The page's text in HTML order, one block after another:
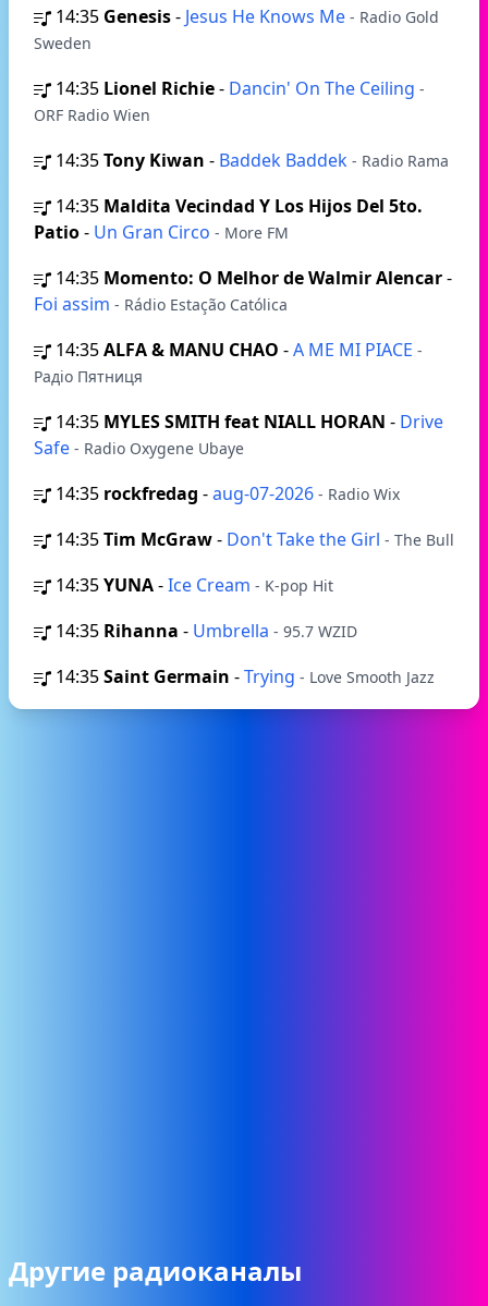
14:35 Genesis- Jesus He Knows Me - Radio Gold
Sweden
14:35 Lionel Richie- Dancin' On The Ceiling -
ORF Radio Wien
14:35Tony Kiwan - Baddek Baddek - Radio Rama
14:35 Maldita Vecindad Y Los Hijos Del 5to.
Patio- Un Gran Circo - More FM
14:35 Momento: O Melhor de Walmir Alencar-
Foi assim - Rádio Estação Católica
14:35ALFA & MANU CHAO -A ME MI PIACE -
Радіо Пятниця
14:35 MYLES SMITH feat NIALL HORAN - Drive
Safe - Radio Oxygene Ubaye
14:35 rockfredag -aug-07-2026 - Radio Wix
14:35Tim McGraw- Don't Take the Girl - The Bull
14:35YUNA-Ice Cream - K-pop Hit
14:35 Rihanna - Umbrella - 95.7 WZID
14:35Saint Germain -Trying - Love Smooth Jazz
Другие радиоканалы